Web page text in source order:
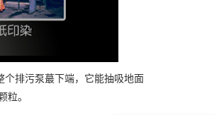
排污泵蕞下端，它能抽吸地面
。